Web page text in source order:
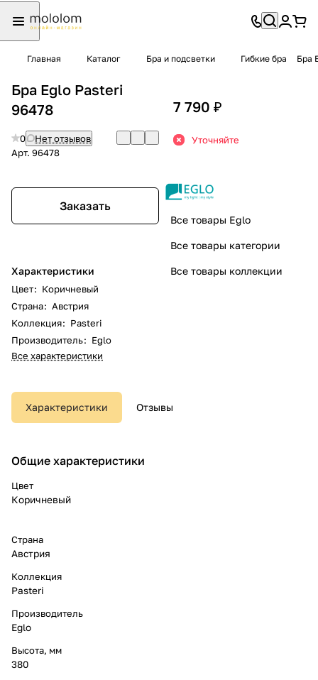
Главная Каталог Бра и подсветки Гибкие бра Бра
Бра Eglo Pasteri
96478
0
Нет отзывов
Арт. 96478
Заказать
Характеристики
Цвет: Коричневый
Страна: Австрия
Коллекция: Pasteri
Производитель: Eglo
Все характеристики
7 790 ₽
Уточняйте
Все товары Eglo
Все товары категории
Все товары коллекции
Характеристики Отзывы
Общие характеристики
Цвет
Коричневый
Страна
Австрия
Коллекция
Pasteri
Производитель
Eglo
Высота, мм
380